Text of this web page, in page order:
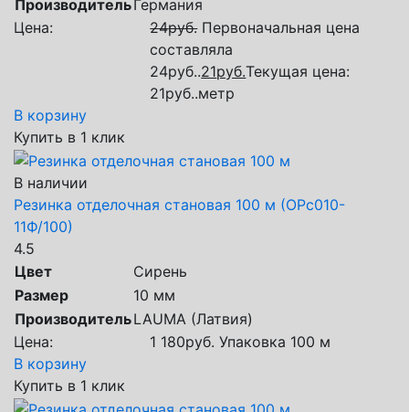
ПроизводительГермания
Цена:
24руб. Первоначальная цена
составляла
24руб..21руб.Текущая цена:
21руб..метр
В корзину
Купить в 1 клик
В наличии
Резинка отделочная становая 100 м (ОРс010-
11Ф/100)
4.5
Цвет
Сирень
Размер
10 мм
ПроизводительLAUMA (Латвия)
Цена:
1 180руб. Упаковка 100 м
В корзину
Купить в 1 клик